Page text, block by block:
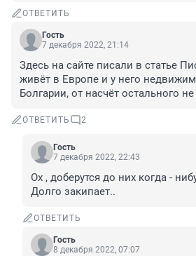
ОТВЕТИТЬ
Гость
7 декабря 2022, 21:14
Здесь на сайте писали в статье
живёт в Европе и у него
Болгарии, от насчёт остального
ОТВЕТИТЬ 2
Гость
7 декабря 2022, 22:43
Ох , доберутся до них когда -
Долго закипает..
ОТВЕТИТЬ
Гость
8 декабря 2022, 07:07